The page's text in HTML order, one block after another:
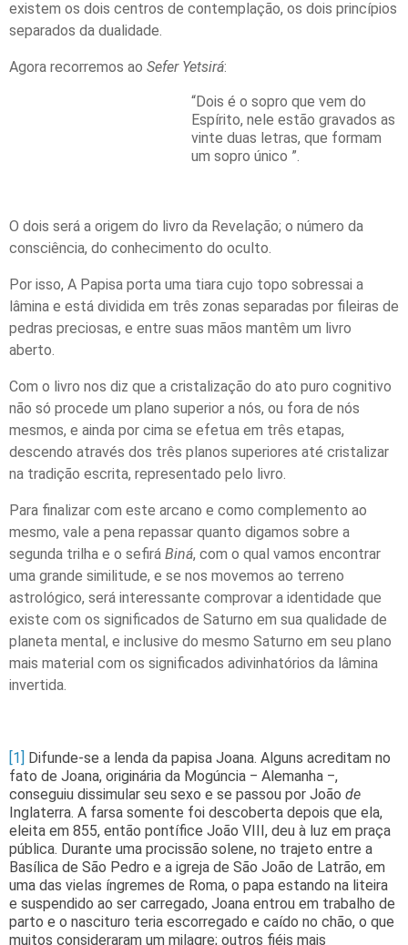
existem os dois centros de contemplação, os dois princípios
separados da dualidade.
Agora recorremos ao Sefer Yetsirá:
“Dois é o sopro que vem do
Espírito, nele estão gravados as
vinte duas letras, que formam
um sopro único ”.
O dois será a origem do livro da Revelação; o número da
consciência, do conhecimento do oculto.
Por isso, A Papisa porta uma tiara cujo topo sobressai a
lâmina e está dividida em três zonas separadas por fileiras de
pedras preciosas, e entre suas mãos mantêm um livro
aberto.
Com o livro nos diz que a cristalização do ato puro cognitivo
não só procede um plano superior a nós, ou fora de nós
mesmos, e ainda por cima se efetua em três etapas,
descendo através dos três planos superiores até cristalizar
na tradição escrita, representado pelo livro.
Para finalizar com este arcano e como complemento ao
mesmo, vale a pena repassar quanto digamos sobre a
segunda trilha e o sefirá Biná, com o qual vamos encontrar
uma grande similitude, e se nos movemos ao terreno
astrológico, será interessante comprovar a identidade que
existe com os significados de Saturno em sua qualidade de
planeta mental, e inclusive do mesmo Saturno em seu plano
mais material com os significados adivinhatórios da lâmina
invertida.
[1]
Difunde-se a lenda da papisa Joana. Alguns acreditam no
fato de Joana, originária da Mogúncia ‒ Alemanha ‒,
conseguiu dissimular seu sexo e se passou por João de
Inglaterra. A farsa somente foi descoberta depois que ela,
eleita em 855, então pontífice João VIII, deu à luz em praça
pública. Durante uma procissão solene, no trajeto entre a
Basílica de São Pedro e a igreja de São João de Latrão, em
uma das vielas íngremes de Roma, o papa estando na liteira
e suspendido ao ser carregado, Joana entrou em trabalho de
parto e o nascituro teria escorregado e caído no chão, o que
muitos consideraram um milagre; outros fiéis mais